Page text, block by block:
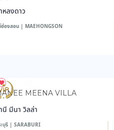
หลงดาว
ฮ่องสอน | MAEHONGSON
824
MEENA VILLA
นี มีนา วิลล่า
บุรี | SARABURI